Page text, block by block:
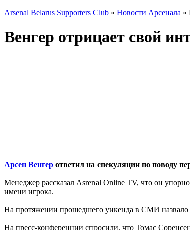
Arsenal Belarus Supporters Club » Новости Арсенала »
Венгер отрицает свой
Арсен Венгер ответил на спекуляции по поводу
Менеджер рассказал Asrenal Online TV, что он
имени игрока.
На протяжении прошедшего уикенда в СМИ назвало
На пресс-конференции спросили, что Томас